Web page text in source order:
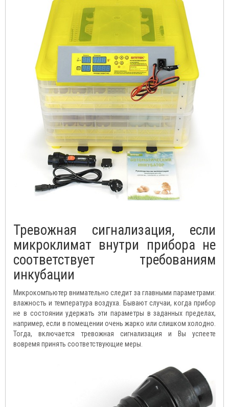
Тревожная сигнализация, если
микроклимат внутри прибора не
соответствует требованиям
инкубации
Микрокомпьютер внимательно следит за главными параметрами:
влажность и температура воздуха. Бывают случаи, когда прибор
не в состоянии удержать эти параметры в заданных пределах,
например, если в помещении очень жарко или слишком холодно.
Тогда, включается тревожная сигнализация и Вы успеете
вовремя принять соответствующие меры.